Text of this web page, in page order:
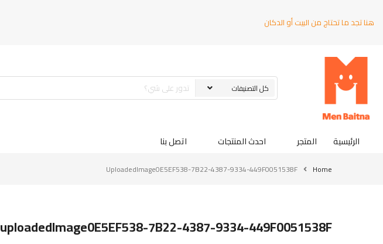
هنا تجد ما تحتاج من البيت أو الدكان
الرئيسية المتجر احدث المنتجات اتصل بنا
Home
UploadedImage0E5EF538-7B22-4387-9334-449F0051538F
uploadedImage0E5EF538-7B22-4387-9334-449F0051538F